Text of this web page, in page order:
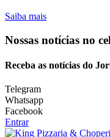
Saiba mais
Nossas notícias no
Receba as notícias do
Telegram
Whatsapp
Facebook
Entrar